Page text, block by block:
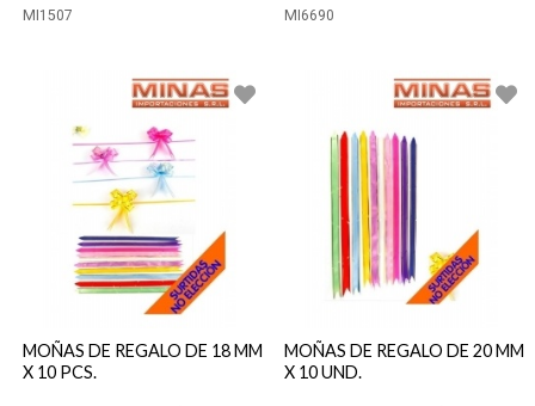
MI1507 MI6690
MOÑAS DE REGALO DE 18 MM
X 10 PCS.
MOÑAS DE REGALO DE 20 MM
X 10 UND.